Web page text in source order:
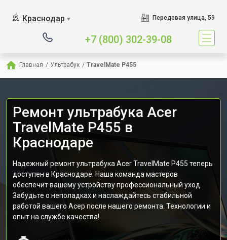
Краснодар ▼ Передовая улица, 59
+7 (800) 302-39-08
Главная / Ультрабук / TravelMate P455
Ремонт ультрабука Acer
TravelMate P455 в
Краснодаре
Надежный ремонт ультрабука Acer TravelMate P455 теперь
доступен в Краснодаре. Наша команда мастеров
обеспечит вашему устройству профессиональный уход.
Забудьте о неполадках и наслаждайтесь стабильной
работой вашего Асер после нашего ремонта. Технологии и
опыт на службе качества!